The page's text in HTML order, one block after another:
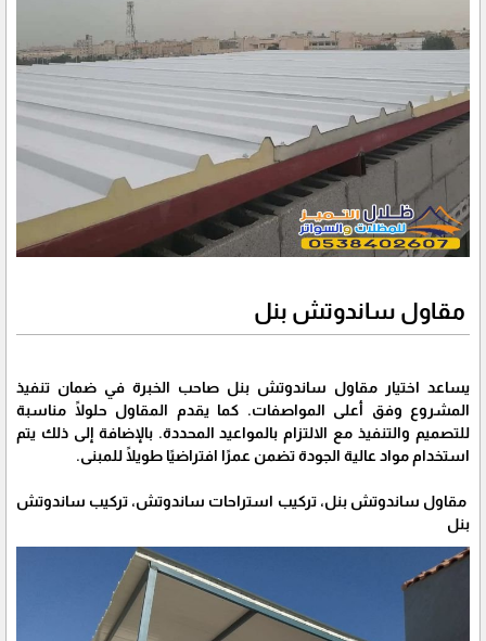
مقاول ساندوتش بنل
يساعد اختيار مقاول ساندوتش بنل صاحب الخبرة في ضمان تنفيذ
المشروع وفق أعلى المواصفات. كما يقدم المقاول حلولًا مناسبة
للتصميم والتنفيذ مع الالتزام بالمواعيد المحددة. بالإضافة إلى ذلك يتم
استخدام مواد عالية الجودة تضمن عمرًا افتراضيًا طويلًا للمبنى.
مقاول ساندوتش بنل، تركيب استراحات ساندوتش، تركيب ساندوتش
بنل